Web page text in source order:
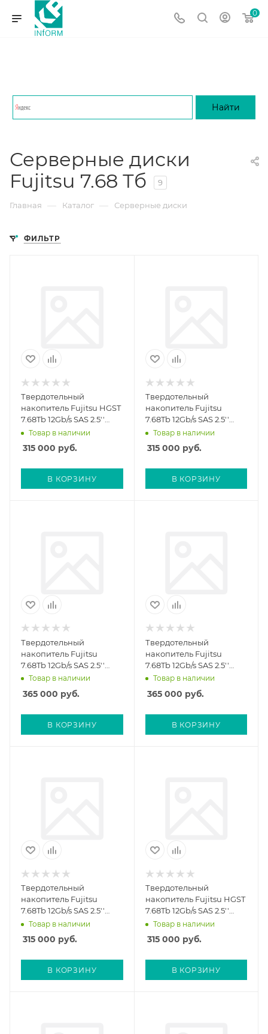
0
Серверные диски
Fujitsu 7.68 Тб
9
Главная — Каталог — Серверные диски
ФИЛЬТР
Твердотельный
накопитель Fujitsu HGST
7.68Tb 12Gb/s SAS 2.5''
(ETVSAV1)
Товар в наличии
315 000 руб.
В КОРЗИНУ
Твердотельный
накопитель Fujitsu
7.68Tb 12Gb/s SAS 2.5''
(10602112468)
Товар в наличии
315 000 руб.
В КОРЗИНУ
Твердотельный
накопитель Fujitsu
7.68Tb 12Gb/s SAS 2.5''
DX/AF (ETRSAVF)
Товар в наличии
365 000 руб.
В КОРЗИНУ
Твердотельный
накопитель Fujitsu
7.68Tb 12Gb/s SAS 2.5''
DX/AF (CA05954-5586)
Товар в наличии
365 000 руб.
В КОРЗИНУ
Твердотельный
накопитель Fujitsu
7.68Tb 12Gb/s SAS 2.5''
(CA46233-1874)
Товар в наличии
315 000 руб.
В КОРЗИНУ
Твердотельный
накопитель Fujitsu HGST
7.68Tb 12Gb/s SAS 2.5''
(ETVSAV1-L)
Товар в наличии
315 000 руб.
В КОРЗИНУ